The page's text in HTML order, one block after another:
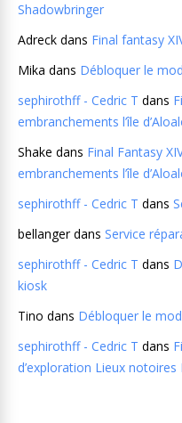
Shadowbringer
Adreck dans Final fantasy
Mika dans Débloquer le
sephirothff - Cedric T dans
embranchements l’île
Shake dans Final Fantasy
embranchements l’île
sephirothff - Cedric T dans
bellangerdans Service
sephirothff - Cedric T dans
kiosk
Tino dans Débloquer le
sephirothff - Cedric T dans
d’exploration Lieux notoires